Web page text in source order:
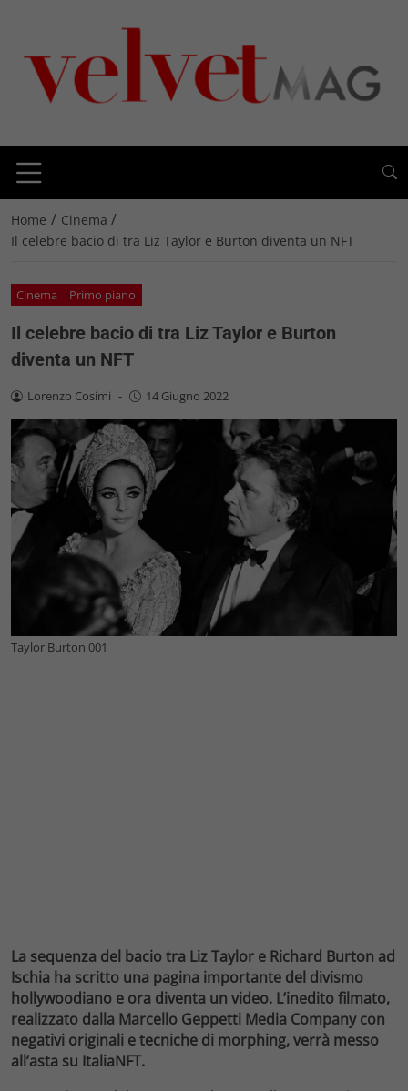
Home / Cinema /
Il celebre bacio di tra Liz Taylor e Burton diventa un NFT
Cinema Primo piano
Il celebre bacio di tra Liz Taylor e Burton
diventa un NFT
Lorenzo Cosimi - 14 Giugno 2022
Taylor Burton 001
La sequenza del bacio tra Liz Taylor e Richard Burton ad
Ischia ha scritto una pagina importante del divismo
hollywoodiano e ora diventa un video. L’inedito filmato,
realizzato dalla Marcello Geppetti Media Company con
negativi originali e tecniche di morphing, verrà messo
all’asta su ItaliaNFT.